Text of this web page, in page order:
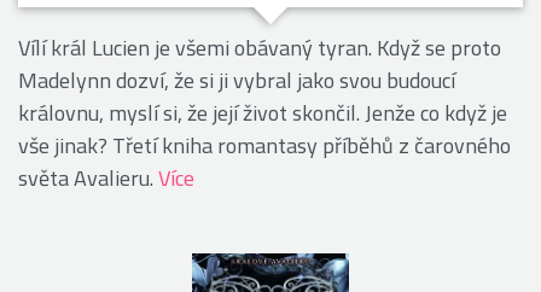
Vílí král Lucien je všemi obávaný tyran. Když se proto
Madelynn dozví, že si ji vybral jako svou budoucí
královnu, myslí si, že její život skončil. Jenže co když je
vše jinak? Třetí kniha romantasy příběhů z čarovného
světa Avalieru.Více